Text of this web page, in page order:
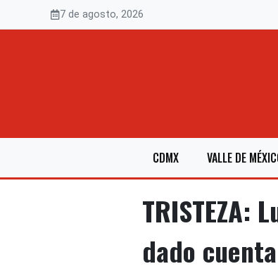
7 de agosto, 2026
CDMX VALLE DE
TRISTEZA:
dado cuenta